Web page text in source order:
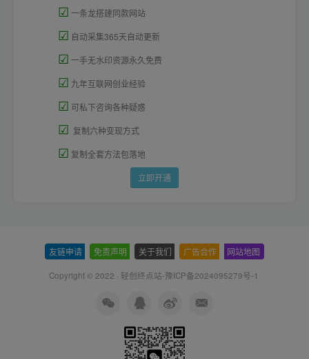
☑ 一条龙搭建同款网站
☑ 自动采集365天自动更新
☑ 一手无水印资源永久免费
☑ 九年互联网创业经验
☑ 可私下咨询各种疑惑
☑ 复制六种变现方式
☑ 复制全套方法包落地
立即开通
友链申请 免责声明 关于我们 广告合作 网站地图
Copyright © 2022 · 轻创终点站-豫ICP备2024095279号-1